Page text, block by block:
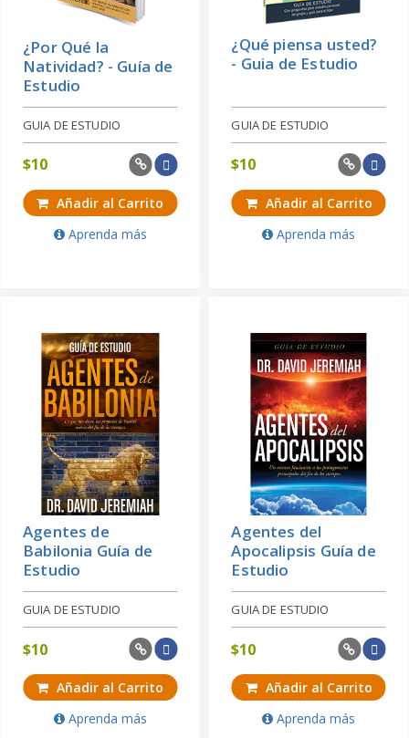
¿Por Qué la
Natividad? - Guía de
Estudio
GUIA DE ESTUDIO
$10
Añadir al Carrito
Aprenda más
¿Qué piensa usted?
- Guia de Estudio
GUIA DE ESTUDIO
$10
Añadir al Carrito
Aprenda más
Agentes de
Babilonia Guía de
Estudio
GUIA DE ESTUDIO
$10
Añadir al Carrito
Aprenda más
Agentes del
Apocalipsis Guía de
Estudio
GUIA DE ESTUDIO
$10
Añadir al Carrito
Aprenda más